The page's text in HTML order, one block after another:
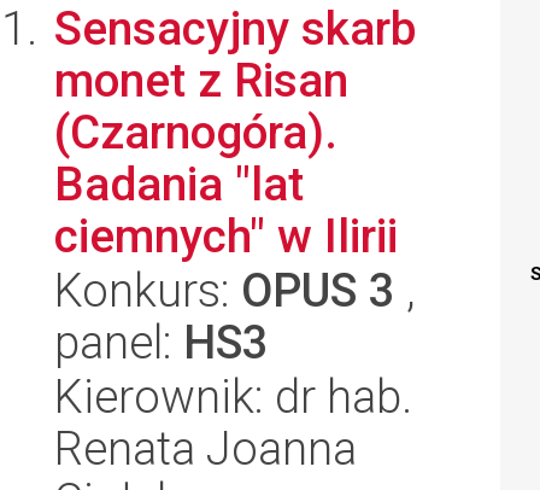
Sensacyjny skarb
monet z Risan
(Czarnogóra).
Badania "lat
ciemnych" w Ilirii
Konkurs: OPUS 3 ,
panel: HS3
Kierownik: dr hab.
Renata Joanna